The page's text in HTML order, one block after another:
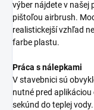
výber nájdete v našej
pištoľou airbrush.
realistickejší vzhľad
farbe plastu.
Práca s nálepkami
V stavebnici sú
nutné pred
sekúnd do teplej